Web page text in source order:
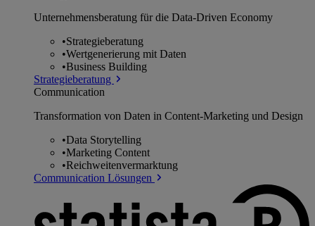
Unternehmens­beratung für die Data-Driven Economy
•Strategieberatung
•Wertgenerierung mit Daten
•Business Building
Strategieberatung
Communication
Transformation von Daten in Content-Marketing und Design
•Data Storytelling
•Marketing Content
•Reichweitenvermarktung
Communication Lösungen